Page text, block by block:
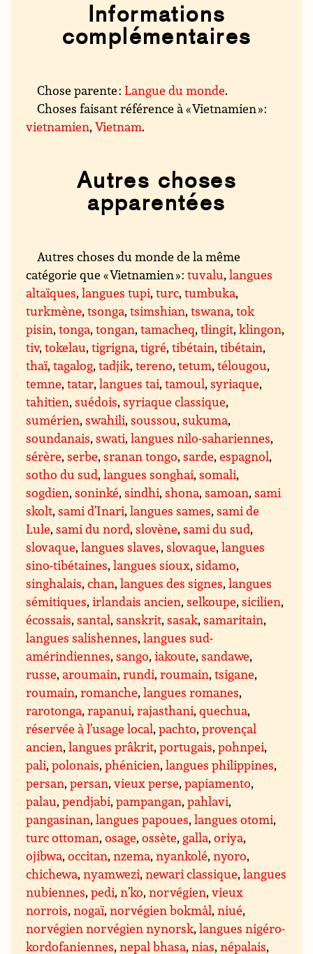
Informations
complémentaires
Chose parente :Langue du monde.
Choses faisant référence à « Vietnamien » :
vietnamien,Vietnam.
Autres choses
apparentées
Autres choses du monde de la même
catégorie que « Vietnamien » :tuvalu,langues
altaïques,langues tupi,turc,tumbuka,
turkmène,tsonga,tsimshian,tswana,tok
pisin,tonga,tongan,tamacheq,tlingit,klingon,
tiv,tokelau,tigrigna,tigré,tibétain,tibétain,
thaï,tagalog,tadjik,tereno,tetum,télougou,
temne,tatar,langues tai,tamoul,syriaque,
tahitien,suédois,syriaque classique,
sumérien,swahili,soussou,sukuma,
soundanais,swati,langues nilo-sahariennes,
sérère,serbe,sranan tongo,sarde,espagnol,
sotho du sud,langues songhai,somali,
sogdien,soninké,sindhi,shona,samoan,sami
skolt,sami d’Inari,langues sames,sami de
Lule,sami du nord,slovène,sami du sud,
slovaque,langues slaves,slovaque,langues
sino-tibétaines,langues sioux,sidamo,
singhalais,chan,langues des signes,langues
sémitiques,irlandais ancien,selkoupe,sicilien,
écossais,santal,sanskrit,sasak,samaritain,
langues salishennes,langues sud-
amérindiennes,sango,iakoute,sandawe,
russe,aroumain,rundi,roumain,tsigane,
roumain,romanche,langues romanes,
rarotonga,rapanui,rajasthani,quechua,
réservée à l’usage local,pachto,provençal
ancien,langues prâkrit,portugais,pohnpei,
pali,polonais,phénicien,langues philippines,
persan,persan,vieux perse,papiamento,
palau,pendjabi,pampangan,pahlavi,
pangasinan,langues papoues,langues otomi,
turc ottoman,osage,ossète, galla,oriya,
ojibwa,occitan,nzema,nyankolé,nyoro,
chichewa,nyamwezi,newari classique,langues
nubiennes,pedi,n’ko,norvégien,vieux
norrois,nogaï,norvégien bokmål,niué,
norvégien norvégien nynorsk,langues nigéro-
kordofaniennes,nepal bhasa,nias,népalais,